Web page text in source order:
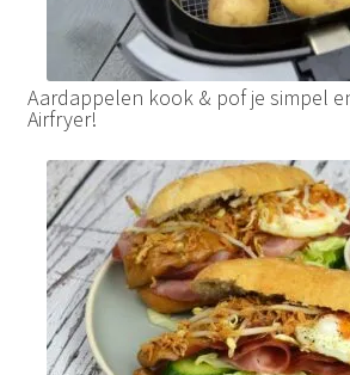
Aardappelen kook & pof je simpel
Airfryer!